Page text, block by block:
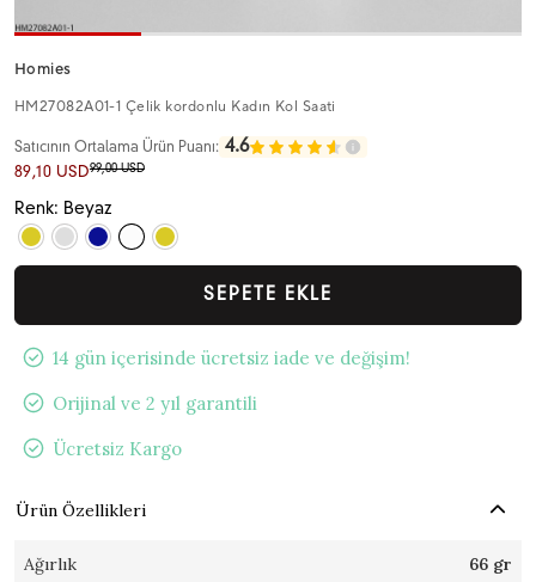
Homies
HM27082A01-1 Çelik kordonlu Kadın Kol Saati
Satıcının Ortalama Ürün Puanı: 4.6
89,10 USD99,00 USD
Renk: Beyaz
SEPETE EKLE
14 gün içerisinde ücretsiz iade ve değişim!
Orijinal ve 2 yıl garantili
Ücretsiz Kargo
Ürün Özellikleri
Ağırlık 66 gr